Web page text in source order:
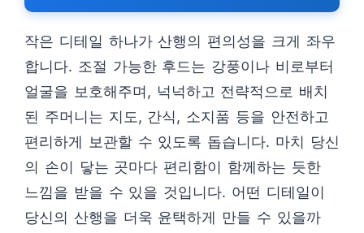
작은 디테일 하나가 산행의 편의성을 크게 좌우
합니다. 조절 가능한 후드는 강풍이나 비로부터
얼굴을 보호해주며, 넉넉하고 전략적으로 배치
된 주머니는 지도, 간식, 소지품 등을 안전하고
편리하게 보관할 수 있도록 돕습니다. 마치 당신
의 손이 닿는 곳마다 편리함이 함께하는 듯한
느낌을 받을 수 있을 것입니다. 어떤 디테일이
당신의 산행을 더욱 윤택하게 만들 수 있을까